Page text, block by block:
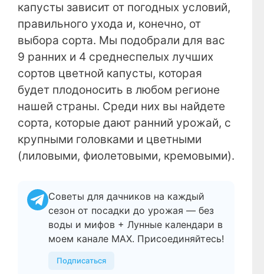
капусты зависит от погодных условий,
правильного ухода и, конечно, от
выбора сорта. Мы подобрали для вас
9 ранних и 4 среднеспелых лучших
сортов цветной капусты, которая
будет плодоносить в любом регионе
нашей страны. Среди них вы найдете
сорта, которые дают ранний урожай, с
крупными головками и цветными
(лиловыми, фиолетовыми, кремовыми).
Советы для дачников на каждый
сезон от посадки до урожая — без
воды и мифов + Лунные календари в
моем канале МАХ. Присоединяйтесь!
Подписаться